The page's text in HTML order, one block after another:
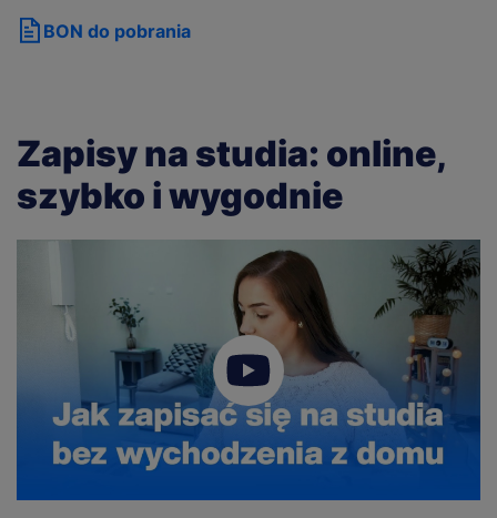
BON do pobrania
Zapisy na studia: online,
szybko i wygodnie